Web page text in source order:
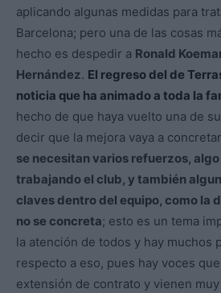
aplicando algunas medidas para
Barcelona; pero una de las cosas
hecho es despedir a Ronald
Hernández. El regreso del de
noticia que ha animado a toda la
hecho de que haya vuelto una de
decir que la mejora vaya a
se necesitan varios refuerzos, algo
trabajando el club, y también
claves dentro del equipo, como la
no se concreta; esto es un tema
la atención de todos y hay muchos
respecto a eso, pues hay voces
extensión de contrato y vienen